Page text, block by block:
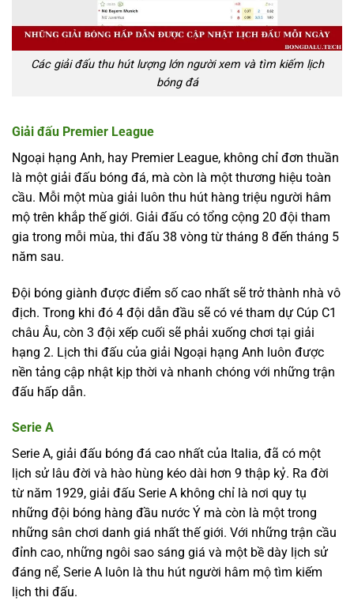
Các giải đấu thu hút lượng lớn người xem và tìm kiếm lịch
bóng đá
Giải đấu Premier League
Ngoại hạng Anh, hay Premier League, không chỉ đơn thuần
là một giải đấu bóng đá, mà còn là một thương hiệu toàn
cầu. Mỗi một mùa giải luôn thu hút hàng triệu người hâm
mộ trên khắp thế giới. Giải đấu có tổng cộng 20 đội tham
gia trong mỗi mùa, thi đấu 38 vòng từ tháng 8 đến tháng 5
năm sau.
Đội bóng giành được điểm số cao nhất sẽ trở thành nhà vô
địch. Trong khi đó 4 đội dẫn đầu sẽ có vé tham dự Cúp C1
châu Âu, còn 3 đội xếp cuối sẽ phải xuống chơi tại giải
hạng 2. Lịch thi đấu của giải Ngoại hạng Anh luôn được
nền tảng cập nhật kịp thời và nhanh chóng với những trận
đấu hấp dẫn.
Serie A
Serie A, giải đấu bóng đá cao nhất của Italia, đã có một
lịch sử lâu đời và hào hùng kéo dài hơn 9 thập kỷ. Ra đời
từ năm 1929, giải đấu Serie A không chỉ là nơi quy tụ
những đội bóng hàng đầu nước Ý mà còn là một trong
những sân chơi danh giá nhất thế giới. Với những trận cầu
đỉnh cao, những ngôi sao sáng giá và một bề dày lịch sử
đáng nể, Serie A luôn là thu hút người hâm mộ tìm kiếm
lịch thi đấu.